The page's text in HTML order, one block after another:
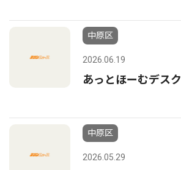
中原区
2026.06.19
あっとほーむデスク
中原区
2026.05.29